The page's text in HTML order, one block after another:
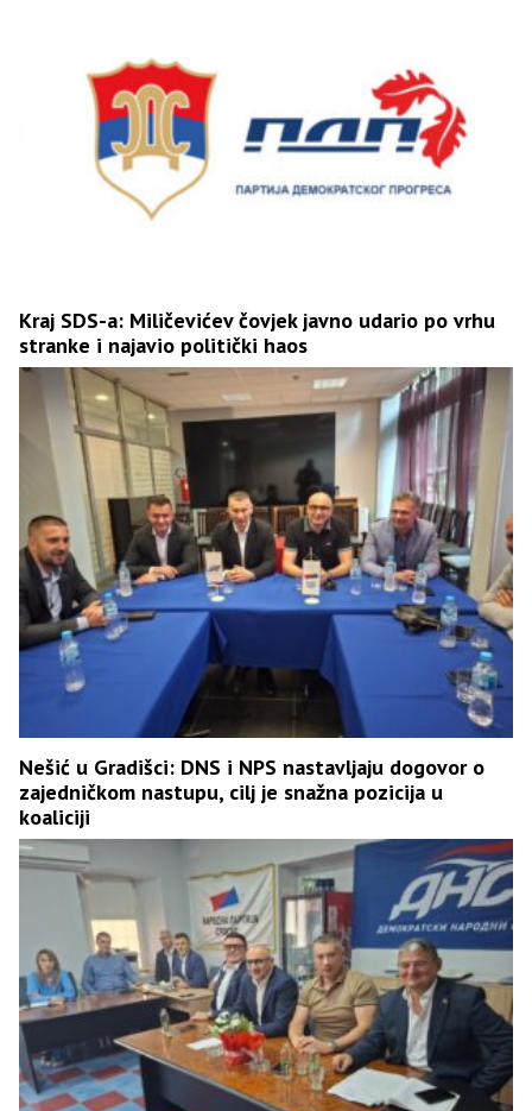
Kraj SDS-a: Miličevićev čovjek javno udario po vrhu
stranke i najavio politički haos
Nešić u Gradišci: DNS i NPS nastavljaju dogovor o
zajedničkom nastupu, cilj je snažna pozicija u
koaliciji